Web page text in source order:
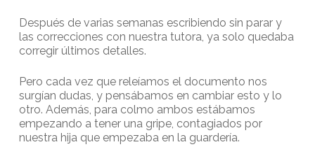
Después de varias semanas escribiendo sin parar y
las correcciones con nuestra tutora, ya solo quedaba
corregir últimos detalles.
Pero cada vez que releíamos el documento nos
surgían dudas, y pensábamos en cambiar esto y lo
otro. Además, para colmo ambos estábamos
empezando a tener una gripe, contagiados por
nuestra hija que empezaba en la guardería.